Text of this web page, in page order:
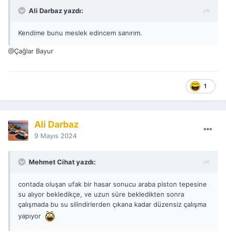
Ali Darbaz yazdı:
Kendime bunu meslek edincem sanırım.
@Çağlar Bayur
1
Ali Darbaz
9 Mayıs 2024
Mehmet Cihat yazdı:
contada oluşan ufak bir hasar sonucu araba piston tepesine
su alıyor bekledikçe, ve uzun süre bekledikten sonra
çalışmada bu su silindirlerden çıkana kadar düzensiz çalışma
yapıyor